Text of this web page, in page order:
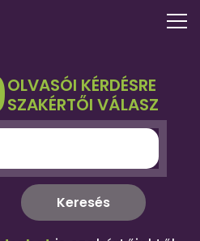
OLVASÓI KÉRDÉSRE
SZAKÉRTŐI VÁLASZ